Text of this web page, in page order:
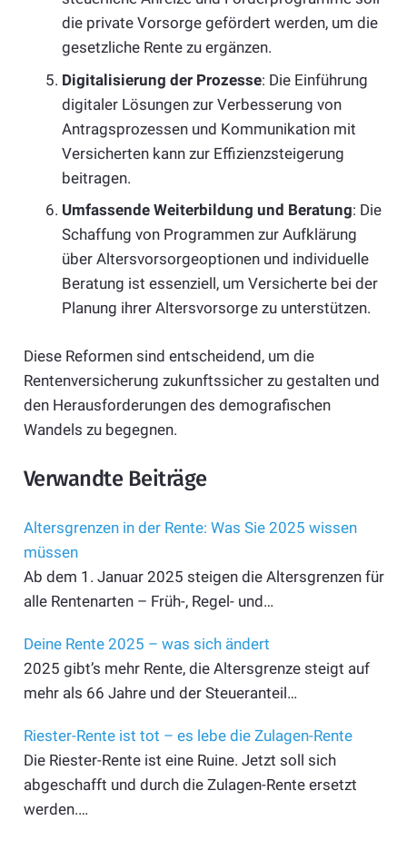
die private Vorsorge gefördert werden, um die
gesetzliche Rente zu ergänzen.
Digitalisierung der Prozesse: Die Einführung
digitaler Lösungen zur Verbesserung von
Antragsprozessen und Kommunikation mit
Versicherten kann zur Effizienzsteigerung
beitragen.
Umfassende Weiterbildung und Beratung: Die
Schaffung von Programmen zur Aufklärung
über Altersvorsorgeoptionen und individuelle
Beratung ist essenziell, um Versicherte bei der
Planung ihrer Altersvorsorge zu unterstützen.
Diese Reformen sind entscheidend, um die
Rentenversicherung zukunftssicher zu gestalten und
den Herausforderungen des demografischen
Wandels zu begegnen.
Verwandte Beiträge
Altersgrenzen in der Rente: Was Sie 2025 wissen
müssen
Ab dem 1. Januar 2025 steigen die Altersgrenzen für
alle Rentenarten – Früh-, Regel- und…
Deine Rente 2025 – was sich ändert
2025 gibt’s mehr Rente, die Altersgrenze steigt auf
mehr als 66 Jahre und der Steueranteil…
Riester-Rente ist tot – es lebe die Zulagen-Rente
Die Riester-Rente ist eine Ruine. Jetzt soll sich
abgeschafft und durch die Zulagen-Rente ersetzt
werden.…